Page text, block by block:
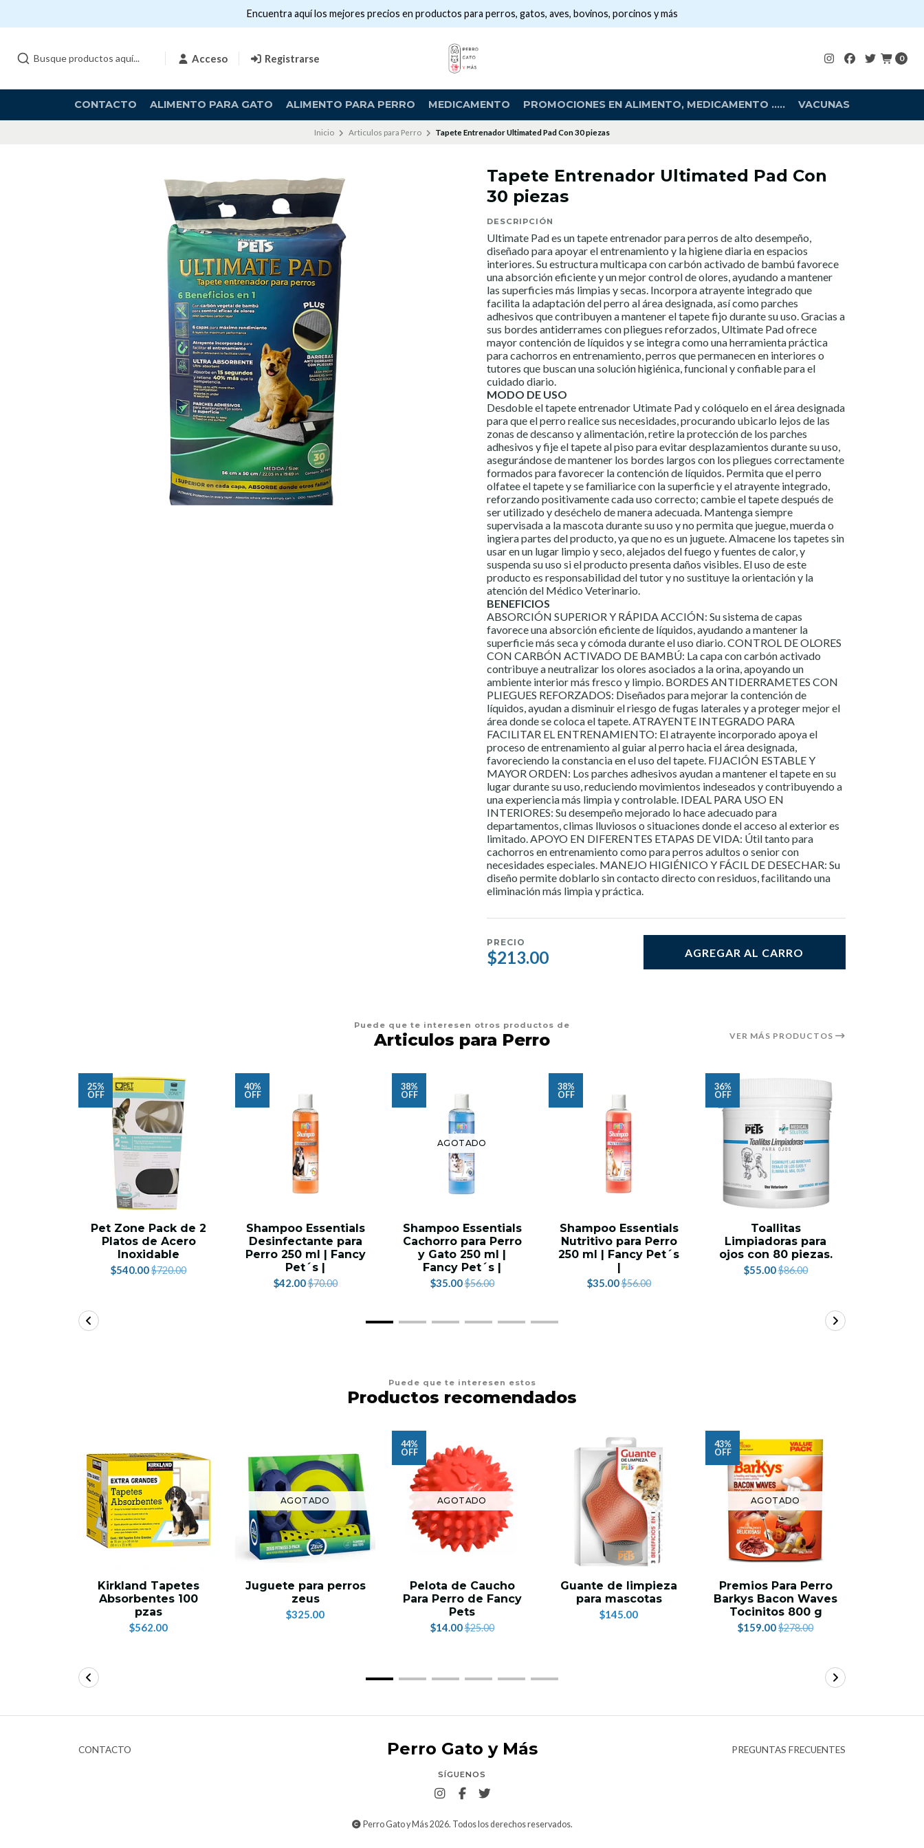
Acceso Registrarse 0
CONTACTO ALIMENTO PARA GATO ALIMENTO PARA PERRO MEDICAMENTO PROMOCIONES EN ALIMENTO, MEDICAMENTO ..... VACUNAS
Encuentra aquí los mejores precios en productos para perros, gatos, aves, bovinos, porcinos y más
Inicio Articulos para Perro Tapete Entrenador Ultimated Pad Con 30 piezas
Tapete Entrenador Ultimated Pad Con
30 piezas
DESCRIPCIÓN
Ultimate Pad es un tapete entrenador para perros de alto desempeño,
diseñado para apoyar el entrenamiento y la higiene diaria en espacios
interiores. Su estructura multicapa con carbón activado de bambú favorece
una absorción eficiente y un mejor control de olores, ayudando a mantener
las superficies más limpias y secas. Incorpora atrayente integrado que
facilita la adaptación del perro al área designada, así como parches
adhesivos que contribuyen a mantener el tapete fijo durante su uso. Gracias a
sus bordes antiderrames con pliegues reforzados, Ultimate Pad ofrece
mayor contención de líquidos y se integra como una herramienta práctica
para cachorros en entrenamiento, perros que permanecen en interiores o
tutores que buscan una solución higiénica, funcional y confiable para el
cuidado diario.
MODO DE USO
Desdoble el tapete entrenador Utimate Pad y colóquelo en el área designada
para que el perro realice sus necesidades, procurando ubicarlo lejos de las
zonas de descanso y alimentación, retire la protección de los parches
adhesivos y fije el tapete al piso para evitar desplazamientos durante su uso,
asegurándose de mantener los bordes largos con los pliegues correctamente
formados para favorecer la contención de líquidos. Permita que el perro
olfatee el tapete y se familiarice con la superficie y el atrayente integrado,
reforzando positivamente cada uso correcto; cambie el tapete después de
ser utilizado y deséchelo de manera adecuada. Mantenga siempre
supervisada a la mascota durante su uso y no permita que juegue, muerda o
ingiera partes del producto, ya que no es un juguete. Almacene los tapetes sin
usar en un lugar limpio y seco, alejados del fuego y fuentes de calor, y
suspenda su uso si el producto presenta daños visibles. El uso de este
producto es responsabilidad del tutor y no sustituye la orientación y la
atención del Médico Veterinario.
BENEFICIOS
ABSORCIÓN SUPERIOR Y RÁPIDA ACCIÓN: Su sistema de capas
favorece una absorción eficiente de líquidos, ayudando a mantener la
superficie más seca y cómoda durante el uso diario. CONTROL DE OLORES
CON CARBÓN ACTIVADO DE BAMBÚ: La capa con carbón activado
contribuye a neutralizar los olores asociados a la orina, apoyando un
ambiente interior más fresco y limpio. BORDES ANTIDERRAMETES CON
PLIEGUES REFORZADOS: Diseñados para mejorar la contención de
líquidos, ayudan a disminuir el riesgo de fugas laterales y a proteger mejor el
área donde se coloca el tapete. ATRAYENTE INTEGRADO PARA
FACILITAR EL ENTRENAMIENTO: El atrayente incorporado apoya el
proceso de entrenamiento al guiar al perro hacia el área designada,
favoreciendo la constancia en el uso del tapete. FIJACIÓN ESTABLE Y
MAYOR ORDEN: Los parches adhesivos ayudan a mantener el tapete en su
lugar durante su uso, reduciendo movimientos indeseados y contribuyendo a
una experiencia más limpia y controlable. IDEAL PARA USO EN
INTERIORES: Su desempeño mejorado lo hace adecuado para
departamentos, climas lluviosos o situaciones donde el acceso al exterior es
limitado. APOYO EN DIFERENTES ETAPAS DE VIDA: Útil tanto para
cachorros en entrenamiento como para perros adultos o senior con
necesidades especiales. MANEJO HIGIÉNICO Y FÁCIL DE DESECHAR: Su
diseño permite doblarlo sin contacto directo con residuos, facilitando una
eliminación más limpia y práctica.
PRECIO
$213.00 AGREGAR AL CARRO
Puede que te interesen otros productos de
Articulos para Perro VER MÁS PRODUCTOS
25%
OFF
Pet Zone Pack de 2
Platos de Acero
Inoxidable
$540.00$720.00
40%
OFF
Shampoo Essentials
Desinfectante para
Perro 250 ml | Fancy
Pet´s |
$42.00$70.00
38%
OFF
AGOTADO
Shampoo Essentials
Cachorro para Perro
y Gato 250 ml |
Fancy Pet´s |
$35.00$56.00
38%
OFF
Shampoo Essentials
Nutritivo para Perro
250 ml | Fancy Pet´s
|
$35.00$56.00
36%
OFF
Toallitas
Limpiadoras para
ojos con 80 piezas.
$55.00$86.00
Puede que te interesen estos
Productos recomendados
Kirkland Tapetes
Absorbentes 100
pzas
$562.00
AGOTADO
Juguete para perros
zeus
$325.00
44%
OFF
AGOTADO
Pelota de Caucho
Para Perro de Fancy
Pets
$14.00$25.00
Guante de limpieza
para mascotas
$145.00
43%
OFF
AGOTADO
Premios Para Perro
Barkys Bacon Waves
Tocinitos 800 g
$159.00$278.00
Perro Gato y Más
SÍGUENOS
Perro Gato y Más 2026. Todos los derechos reservados.
CONTACTO PREGUNTAS FRECUENTES